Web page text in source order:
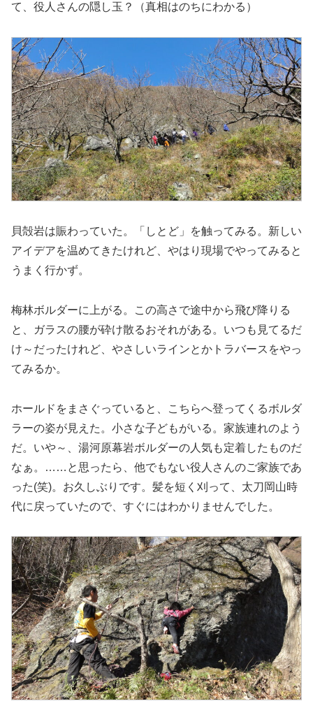
て、役人さんの隠し玉？（真相はのちにわかる）
貝殻岩は賑わっていた。「しとど」を触ってみる。新しい
アイデアを温めてきたけれど、やはり現場でやってみると
うまく行かず。
梅林ボルダーに上がる。この高さで途中から飛び降りる
と、ガラスの腰が砕け散るおそれがある。いつも見てるだ
け～だったけれど、やさしいラインとかトラバースをやっ
てみるか。
ホールドをまさぐっていると、こちらへ登ってくるボルダ
ラーの姿が見えた。小さな子どもがいる。家族連れのよう
だ。いや～、湯河原幕岩ボルダーの人気も定着したものだ
なぁ。……と思ったら、他でもない役人さんのご家族であ
った(笑)。お久しぶりです。髪を短く刈って、太刀岡山時
代に戻っていたので、すぐにはわかりませんでした。